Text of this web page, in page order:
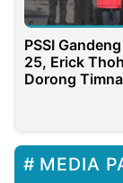
PSSI
25, Erick
Dorong
MEDIA